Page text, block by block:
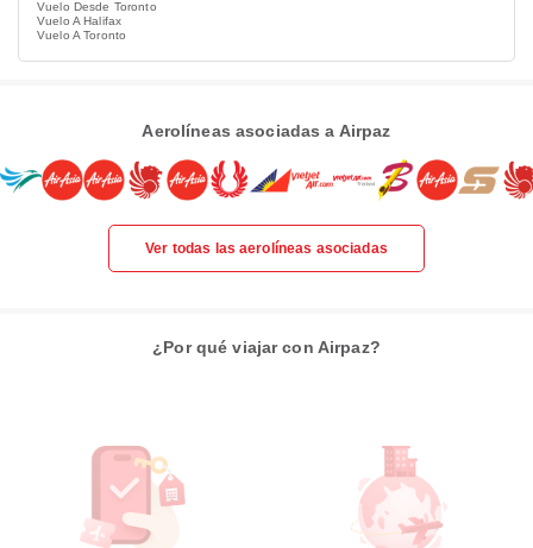
Vuelo Desde Toronto
Vuelo A Halifax
Vuelo A Toronto
Aerolíneas asociadas a Airpaz
Ver todas las aerolíneas asociadas
¿Por qué viajar con Airpaz?